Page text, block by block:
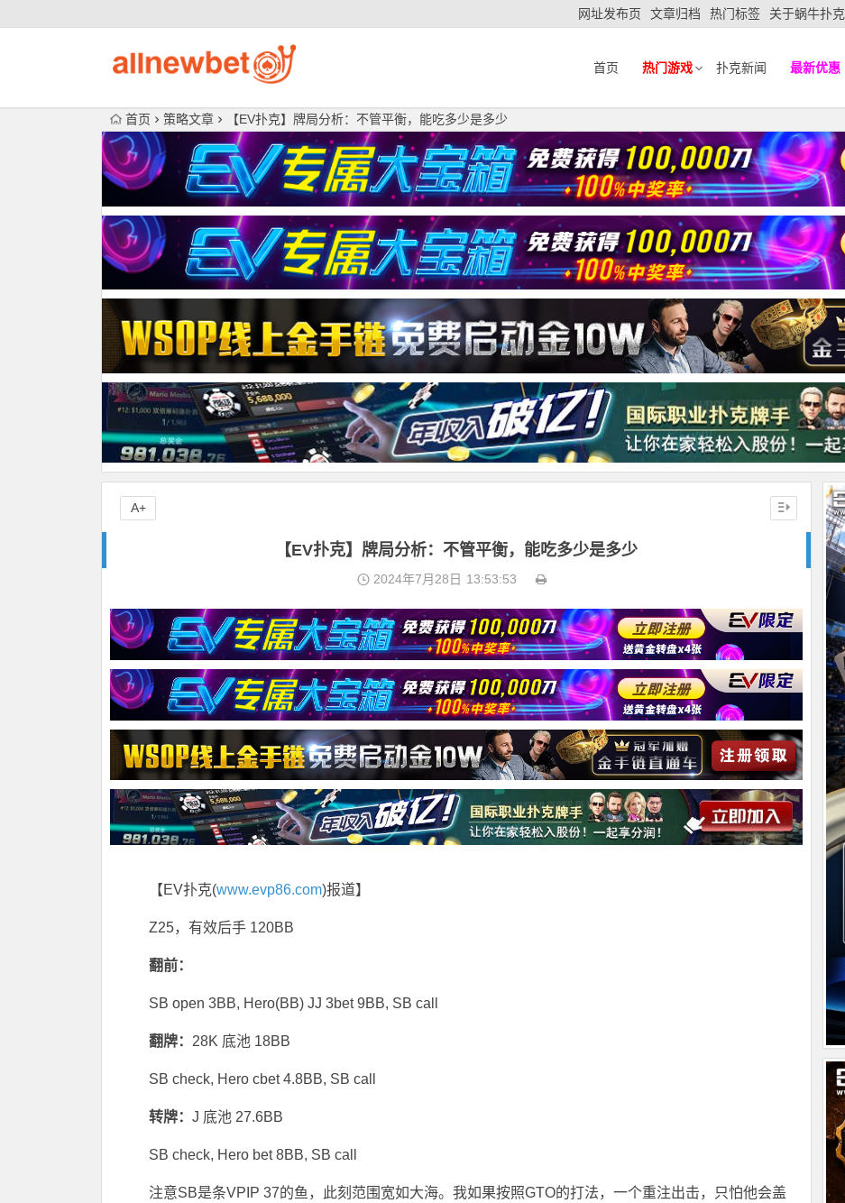
网址发布页 文章归档 热门标签 关于蜗牛扑克
首页 热门游戏 扑克新闻 最新优惠
首页 策略文章 【EV扑克】牌局分析：不管平衡，能吃多少是多少
【EV扑克】牌局分析：不管平衡，能吃多少是多少
2024年7月28日 13:53:53
【EV扑克(www.evp86.com)报道】
Z25，有效后手 120BB
翻前：
SB open 3BB, Hero(BB) JJ 3bet 9BB, SB call
翻牌： 28K 底池 18BB
SB check, Hero cbet 4.8BB, SB call
转牌： J 底池 27.6BB
SB check, Hero bet 8BB, SB call
注意SB是条VPIP 37的鱼，此刻范围宽如大海。我如果按照GTO的打法，一个重注出击，只怕他会盖
A+